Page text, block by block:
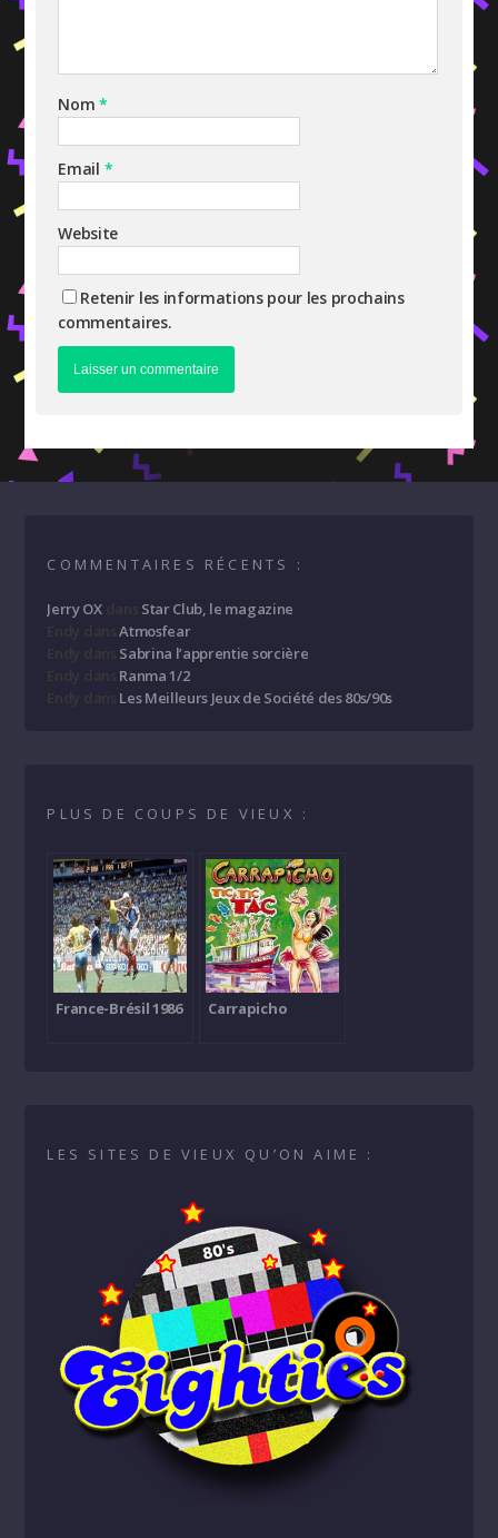
Nom*
Email *
Website
Retenir les informations pour les prochains
commentaires.
COMMENTAIRES RÉCENTS :
Jerry OXdans Star Club, le magazine
dansAtmosfear
Sabrina l’apprentie sorcière
Ranma 1/2
Les Meilleurs Jeux de Société des 80s/90s
PLUS DE COUPS DE VIEUX :
France-Brésil 1986 Carrapicho
LES SITES DE VIEUX QU’ON AIME :